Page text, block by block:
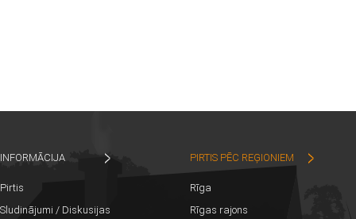
INFORMĀCIJA
Pirtis
Sludinājumi / Diskusijas
PIRTIS PĒC REĢIONIEM
Rīga
Rīgas rajons